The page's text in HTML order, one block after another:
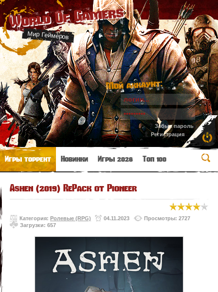
World Of Gamers
Мир Геймеров
Мой аккаунт:
Забыл пароль
Регистрация
Игры торрент Новинки Игры 2026 Топ 100
Ashen (2019) RePack от Pioneer
Категория: Ролевые (RPG) 04.11.2023
Просмотры: 2727
Загрузки: 657